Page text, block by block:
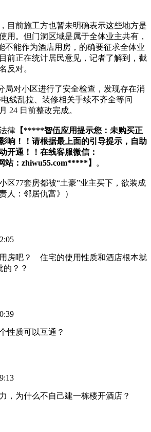
目前施工方也暂未明确表示这些地方是
用。但门洞区域是属于全体业主共有，
不能作为酒店用房，的确要征求全体业
前正在统计居民意见，记者了解到，截
反对。
局对小区进行了安全检查，发现存在消
线乱拉、装修相关手续不齐全等问
24 日前整改完成。
律 【*****智伍应用提示您：未购买正
响！！请根据最上面的引导提示，自助
开通！！在线客服微信：
站：zhiwu55.com*****】
。
区77套房都被“土豪”业主买下，欲装成
人：邻居仇富》）
房吧？ 住宅的使用性质和酒店根本就
的？？
性质可以互通？
，为什么不自己建一栋楼开酒店？